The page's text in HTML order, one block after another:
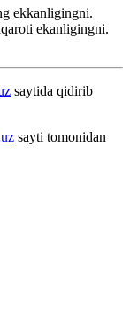
ekkanligingni.
ekanligingni.
saytida qidirib
sayti tomonidan